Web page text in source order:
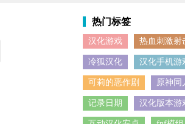
将化身特种兵，运用手中的道具和枪械击
热门标签
汉化游戏 热血刺激射
冷狐汉化 汉化手机游
可莉的恶作剧 原神同
记录日期 汉化版本游